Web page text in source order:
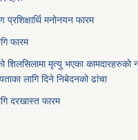
प्रशिक्षार्थि मनोनयन फारम
फारम
शिलसिलामा मृत्यु भएका कामदारहरुको
लागि दिने निबेदनको ढांचा
दरखास्त फारम